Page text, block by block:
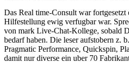
Das Real time-Consult war fortgesetzt
Hilfestellung ewig verfugbar war.
von mark Live-Chat-Kollege, sobald
bedarf haben. Die leser aufstobern z.
Pragmatic Performance, Quickspin,
damit nur diverse ein uber 70